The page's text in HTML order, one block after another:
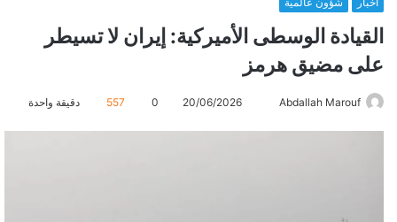
القيادة الوسطى الأميركية: إيران لا تسيطر
على مضيق هرمز
Abdallah Marouf
20/06/2026
0
557 دقيقة واحدة